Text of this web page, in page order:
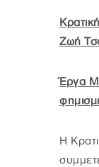
Ζωή
Έργα
Η